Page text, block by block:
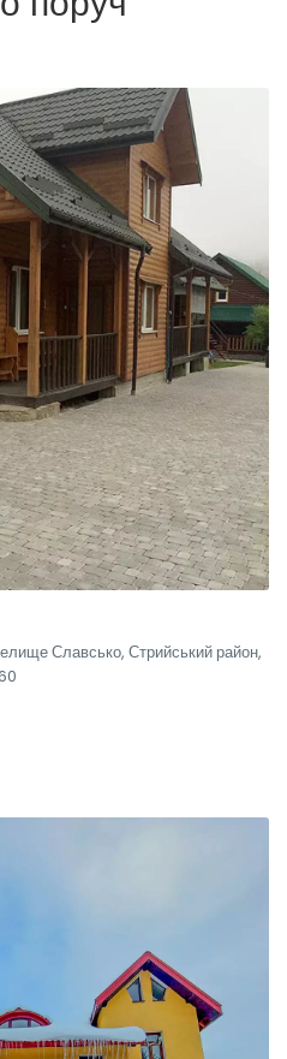
Славсько, Стрийський район,